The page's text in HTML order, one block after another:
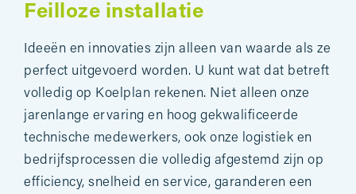
Feilloze installatie
Ideeën en innovaties zijn alleen van waarde als ze
perfect uitgevoerd worden. U kunt wat dat betreft
volledig op Koelplan rekenen. Niet alleen onze
jarenlange ervaring en hoog gekwalificeerde
technische medewerkers, ook onze logistiek en
bedrijfsprocessen die volledig afgestemd zijn op
efficiency, snelheid en service, garanderen een